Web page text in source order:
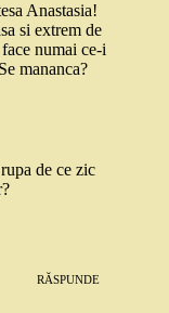
Anastasia!
si extrem de
numai ce-i
mananca?
de ce zic
RĂSPUNDE